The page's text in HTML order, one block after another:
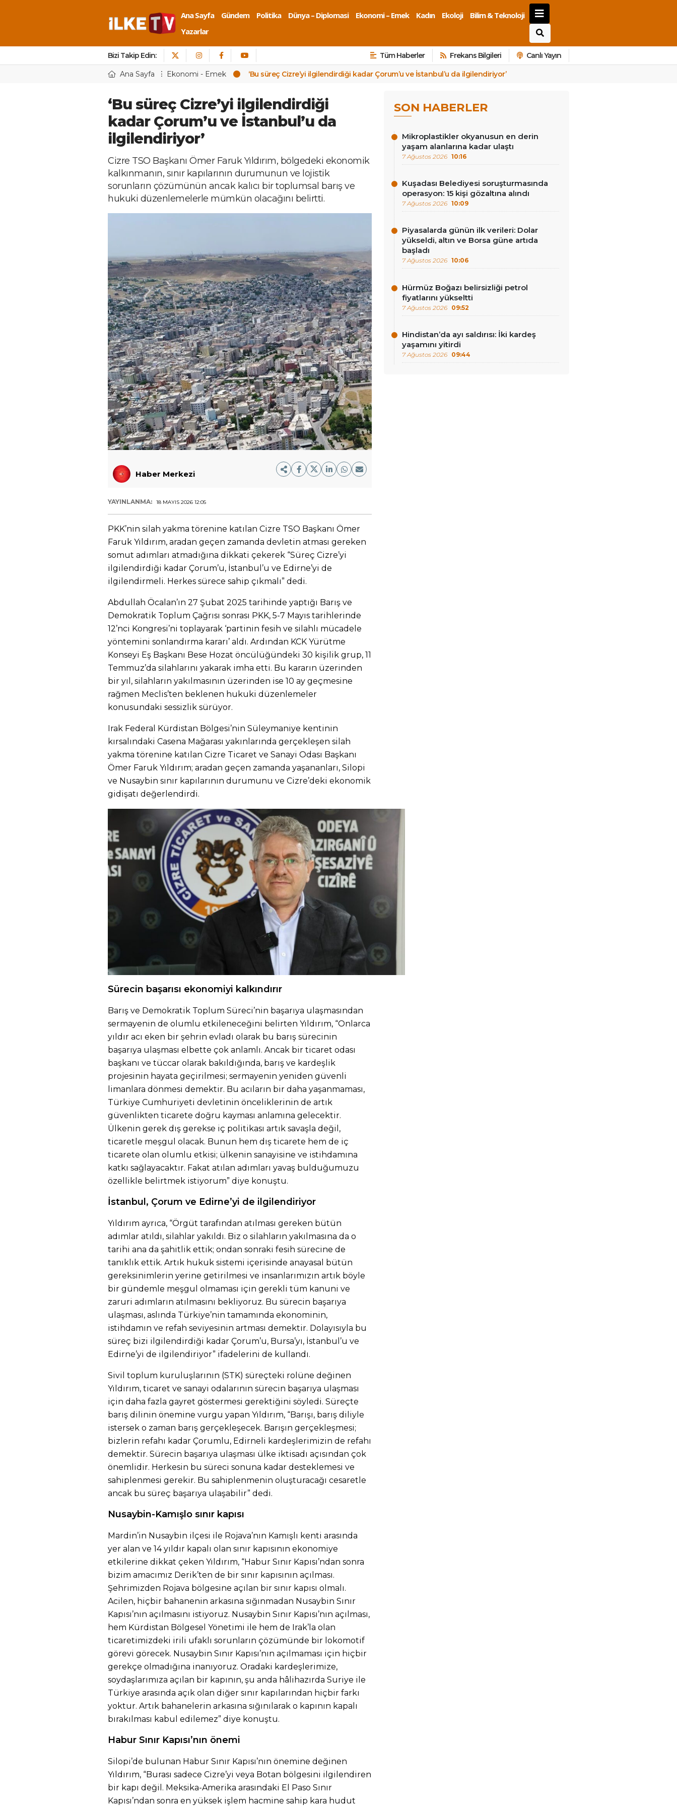
Ana Sayfa Gündem Politika Dünya – Diplomasi Ekonomi – Emek Kadın Ekoloji
Bilim & Teknoloji
Yazarlar
Bizi Takip Edin: Tüm Haberler Frekans Bilgileri Canlı Yayın
Ana Sayfa Ekonomi - Emek ‘Bu süreç Cizre’yi ilgilendirdiği kadar Çorum’u ve İstanbul’u da ilgilendiriyor’
‘Bu süreç Cizre’yi ilgilendirdiği
kadar Çorum’u ve İstanbul’u da
ilgilendiriyor’
Cizre TSO Başkanı Ömer Faruk Yıldırım, bölgedeki ekonomik
kalkınmanın, sınır kapılarının durumunun ve lojistik
sorunların çözümünün ancak kalıcı bir toplumsal barış ve
hukuki düzenlemelerle mümkün olacağını belirtti.
Haber Merkezi
YAYINLANMA: 18 MAYIS 2026 12:05
PKK’nin silah yakma törenine katılan Cizre TSO Başkanı Ömer
Faruk Yıldırım, aradan geçen zamanda devletin atması gereken
somut adımları atmadığına dikkati çekerek “Süreç Cizre’yi
ilgilendirdiği kadar Çorum’u, İstanbul’u ve Edirne’yi de
ilgilendirmeli. Herkes sürece sahip çıkmalı” dedi.
Abdullah Öcalan’ın 27 Şubat 2025 tarihinde yaptığı Barış ve
Demokratik Toplum Çağrısı sonrası PKK, 5-7 Mayıs tarihlerinde
12’nci Kongresi’ni toplayarak ‘partinin fesih ve silahlı mücadele
yöntemini sonlandırma kararı’ aldı. Ardından KCK Yürütme
Konseyi Eş Başkanı Bese Hozat öncülüğündeki 30 kişilik grup, 11
Temmuz’da silahlarını yakarak imha etti. Bu kararın üzerinden
bir yıl, silahların yakılmasının üzerinden ise 10 ay geçmesine
rağmen Meclis’ten beklenen hukuki düzenlemeler
konusundaki sessizlik sürüyor.
Irak Federal Kürdistan Bölgesi’nin Süleymaniye kentinin
kırsalındaki Casena Mağarası yakınlarında gerçekleşen silah
yakma törenine katılan Cizre Ticaret ve Sanayi Odası Başkanı
Ömer Faruk Yıldırım; aradan geçen zamanda yaşananları, Silopi
ve Nusaybin sınır kapılarının durumunu ve Cizre’deki ekonomik
gidişatı değerlendirdi.
Sürecin başarısı ekonomiyi kalkındırır
Barış ve Demokratik Toplum Süreci’nin başarıya ulaşmasından
sermayenin de olumlu etkileneceğini belirten Yıldırım, “Onlarca
yıldır acı eken bir şehrin evladı olarak bu barış sürecinin
başarıya ulaşması elbette çok anlamlı. Ancak bir ticaret odası
başkanı ve tüccar olarak bakıldığında, barış ve kardeşlik
projesinin hayata geçirilmesi; sermayenin yeniden güvenli
limanlara dönmesi demektir. Bu acıların bir daha yaşanmaması,
Türkiye Cumhuriyeti devletinin önceliklerinin de artık
güvenlikten ticarete doğru kayması anlamına gelecektir.
Ülkenin gerek dış gerekse iç politikası artık savaşla değil,
ticaretle meşgul olacak. Bunun hem dış ticarete hem de iç
ticarete olan olumlu etkisi; ülkenin sanayisine ve istihdamına
katkı sağlayacaktır. Fakat atılan adımları yavaş bulduğumuzu
özellikle belirtmek istiyorum” diye konuştu.
İstanbul, Çorum ve Edirne’yi de ilgilendiriyor
Yıldırım ayrıca, “Örgüt tarafından atılması gereken bütün
adımlar atıldı, silahlar yakıldı. Biz o silahların yakılmasına da o
tarihi ana da şahitlik ettik; ondan sonraki fesih sürecine de
tanıklık ettik. Artık hukuk sistemi içerisinde anayasal bütün
gereksinimlerin yerine getirilmesi ve insanlarımızın artık böyle
bir gündemle meşgul olmaması için gerekli tüm kanuni ve
zaruri adımların atılmasını bekliyoruz. Bu sürecin başarıya
ulaşması, aslında Türkiye’nin tamamında ekonominin,
istihdamın ve refah seviyesinin artması demektir. Dolayısıyla bu
süreç bizi ilgilendirdiği kadar Çorum’u, Bursa’yı, İstanbul’u ve
Edirne’yi de ilgilendiriyor” ifadelerini de kullandı.
Sivil toplum kuruluşlarının (STK) süreçteki rolüne değinen
Yıldırım, ticaret ve sanayi odalarının sürecin başarıya ulaşması
için daha fazla gayret göstermesi gerektiğini söyledi. Süreçte
barış dilinin önemine vurgu yapan Yıldırım, “Barışı, barış diliyle
istersek o zaman barış gerçekleşecek. Barışın gerçekleşmesi;
bizlerin refahı kadar Çorumlu, Edirneli kardeşlerimizin de refahı
demektir. Sürecin başarıya ulaşması ülke iktisadı açısından çok
önemlidir. Herkesin bu süreci sonuna kadar desteklemesi ve
sahiplenmesi gerekir. Bu sahiplenmenin oluşturacağı cesaretle
ancak bu süreç başarıya ulaşabilir” dedi.
Nusaybin-Kamışlo sınır kapısı
Mardin’in Nusaybin ilçesi ile Rojava’nın Kamışlı kenti arasında
yer alan ve 14 yıldır kapalı olan sınır kapısının ekonomiye
etkilerine dikkat çeken Yıldırım, “Habur Sınır Kapısı’ndan sonra
bizim amacımız Derik’ten de bir sınır kapısının açılması.
Şehrimizden Rojava bölgesine açılan bir sınır kapısı olmalı.
Acilen, hiçbir bahanenin arkasına sığınmadan Nusaybin Sınır
Kapısı’nın açılmasını istiyoruz. Nusaybin Sınır Kapısı’nın açılması,
hem Kürdistan Bölgesel Yönetimi ile hem de Irak’la olan
ticaretimizdeki irili ufaklı sorunların çözümünde bir lokomotif
görevi görecek. Nusaybin Sınır Kapısı’nın açılmaması için hiçbir
gerekçe olmadığına inanıyoruz. Oradaki kardeşlerimize,
soydaşlarımıza açılan bir kapının, şu anda hâlihazırda Suriye ile
Türkiye arasında açık olan diğer sınır kapılarından hiçbir farkı
yoktur. Artık bahanelerin arkasına sığınılarak o kapının kapalı
bırakılması kabul edilemez” diye konuştu.
Habur Sınır Kapısı’nın önemi
Silopi’de bulunan Habur Sınır Kapısı’nın önemine değinen
Yıldırım, “Burası sadece Cizre’yi veya Botan bölgesini ilgilendiren
bir kapı değil. Meksika-Amerika arasındaki El Paso Sınır
Kapısı’ndan sonra en yüksek işlem hacmine sahip kara hudut
SON HABERLER
Mikroplastikler okyanusun en derin
yaşam alanlarına kadar ulaştı
7 Ağustos 2026 10:16
Kuşadası Belediyesi soruşturmasında
operasyon: 15 kişi gözaltına alındı
7 Ağustos 2026 10:09
Piyasalarda günün ilk verileri: Dolar
yükseldi, altın ve Borsa güne artıda
başladı
7 Ağustos 2026 10:06
Hürmüz Boğazı belirsizliği petrol
fiyatlarını yükseltti
7 Ağustos 2026 09:52
Hindistan’da ayı saldırısı: İki kardeş
yaşamını yitirdi
7 Ağustos 2026 09:44